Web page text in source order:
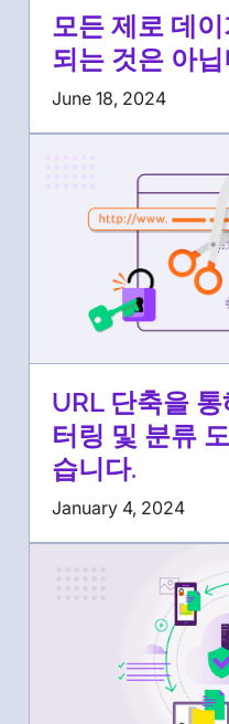
모든 제로 데
되는 것은 아
June 18, 2024
URL 단축을
터링 및 분류
습니다.
January 4, 2024